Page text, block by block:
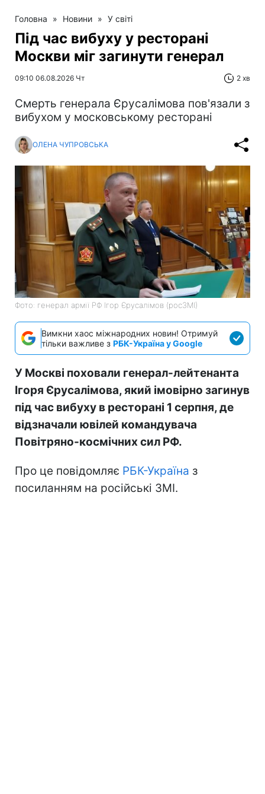
Головна » Новини » У світі
Під час вибуху у ресторані
Москви міг загинути генерал
09:10 06.08.2026 Чт 2 хв
Смерть генерала Єрусалімова пов'язали з
вибухом у московському ресторані
ОЛЕНА ЧУПРОВСЬКА
Фото: генерал армії РФ Ігор Єрусалімов (росЗМІ)
Вимкни хаос міжнародних новин! Отримуй
тільки важливе з РБК-Україна у Google
У Москві поховали генерал-лейтенанта
Ігоря Єрусалімова, який імовірно загинув
під час вибуху в ресторані 1 серпня, де
відзначали ювілей командувача
Повітряно-космічних сил РФ.
Про це повідомляє РБК-Україна з
посиланням на російські ЗМІ.